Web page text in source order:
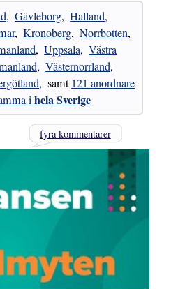
, Gävleborg, Halland,
, Kronoberg, Norrbotten,
, Uppsala, Västra
, Västernorrland,
, samt 121 anordnare
ihela Sverige
fyra kommentarer